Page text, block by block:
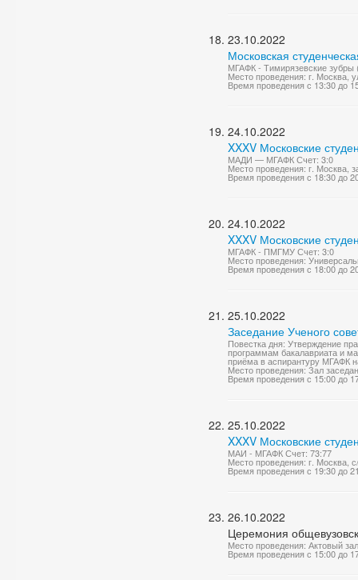
23.10.2022
Московская
МГАФК - Тимирязевские
Место проведения: г.
Время проведения с 13:30 до
24.10.2022
XXXV Московские
МАДИ — МГАФК Счет: 3:0
Место проведения: г.
Время проведения с 18:30 до
24.10.2022
XXXV Московские
МГАФК - ПМГМУ Счет: 3:0
Место проведения:
Время проведения с 18:00 до
25.10.2022
Заседание Ученого
Повестка дня: Утверждение
программам бакалавриата и
приёма в аспирантуру МГАФК
Место проведения: Зал
Время проведения с 15:00 до
25.10.2022
XXXV Московские
МАИ - МГАФК Счет: 73:77
Место проведения: г. Москва,
Время проведения с 19:30 до
26.10.2022
Церемония
Место проведения: Актовый
Время проведения с 15:00 до